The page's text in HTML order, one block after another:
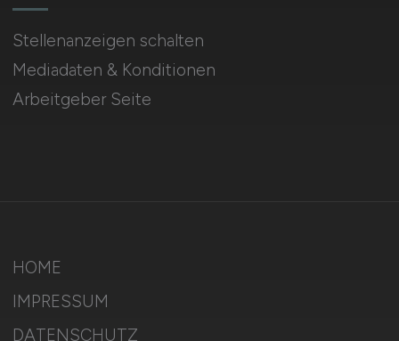
Stellenanzeigen schalten
Mediadaten & Konditionen
Arbeitgeber Seite
HOME
IMPRESSUM
DATENSCHUTZ